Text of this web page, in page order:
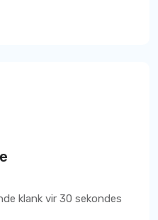
klank vir 30 sekondes